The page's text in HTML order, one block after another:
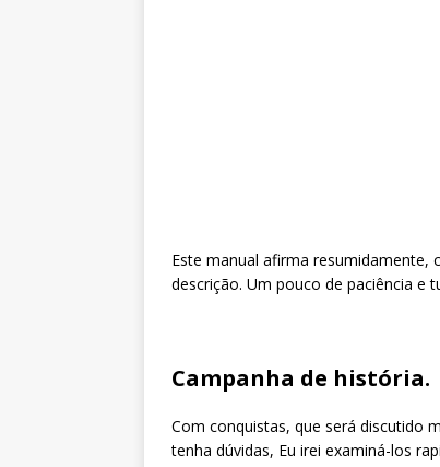
Este manual afirma resumidamente,
descrição. Um pouco de paciência e
Campanha de história.
Com conquistas, que será discutido
tenha dúvidas, Eu irei examiná-los